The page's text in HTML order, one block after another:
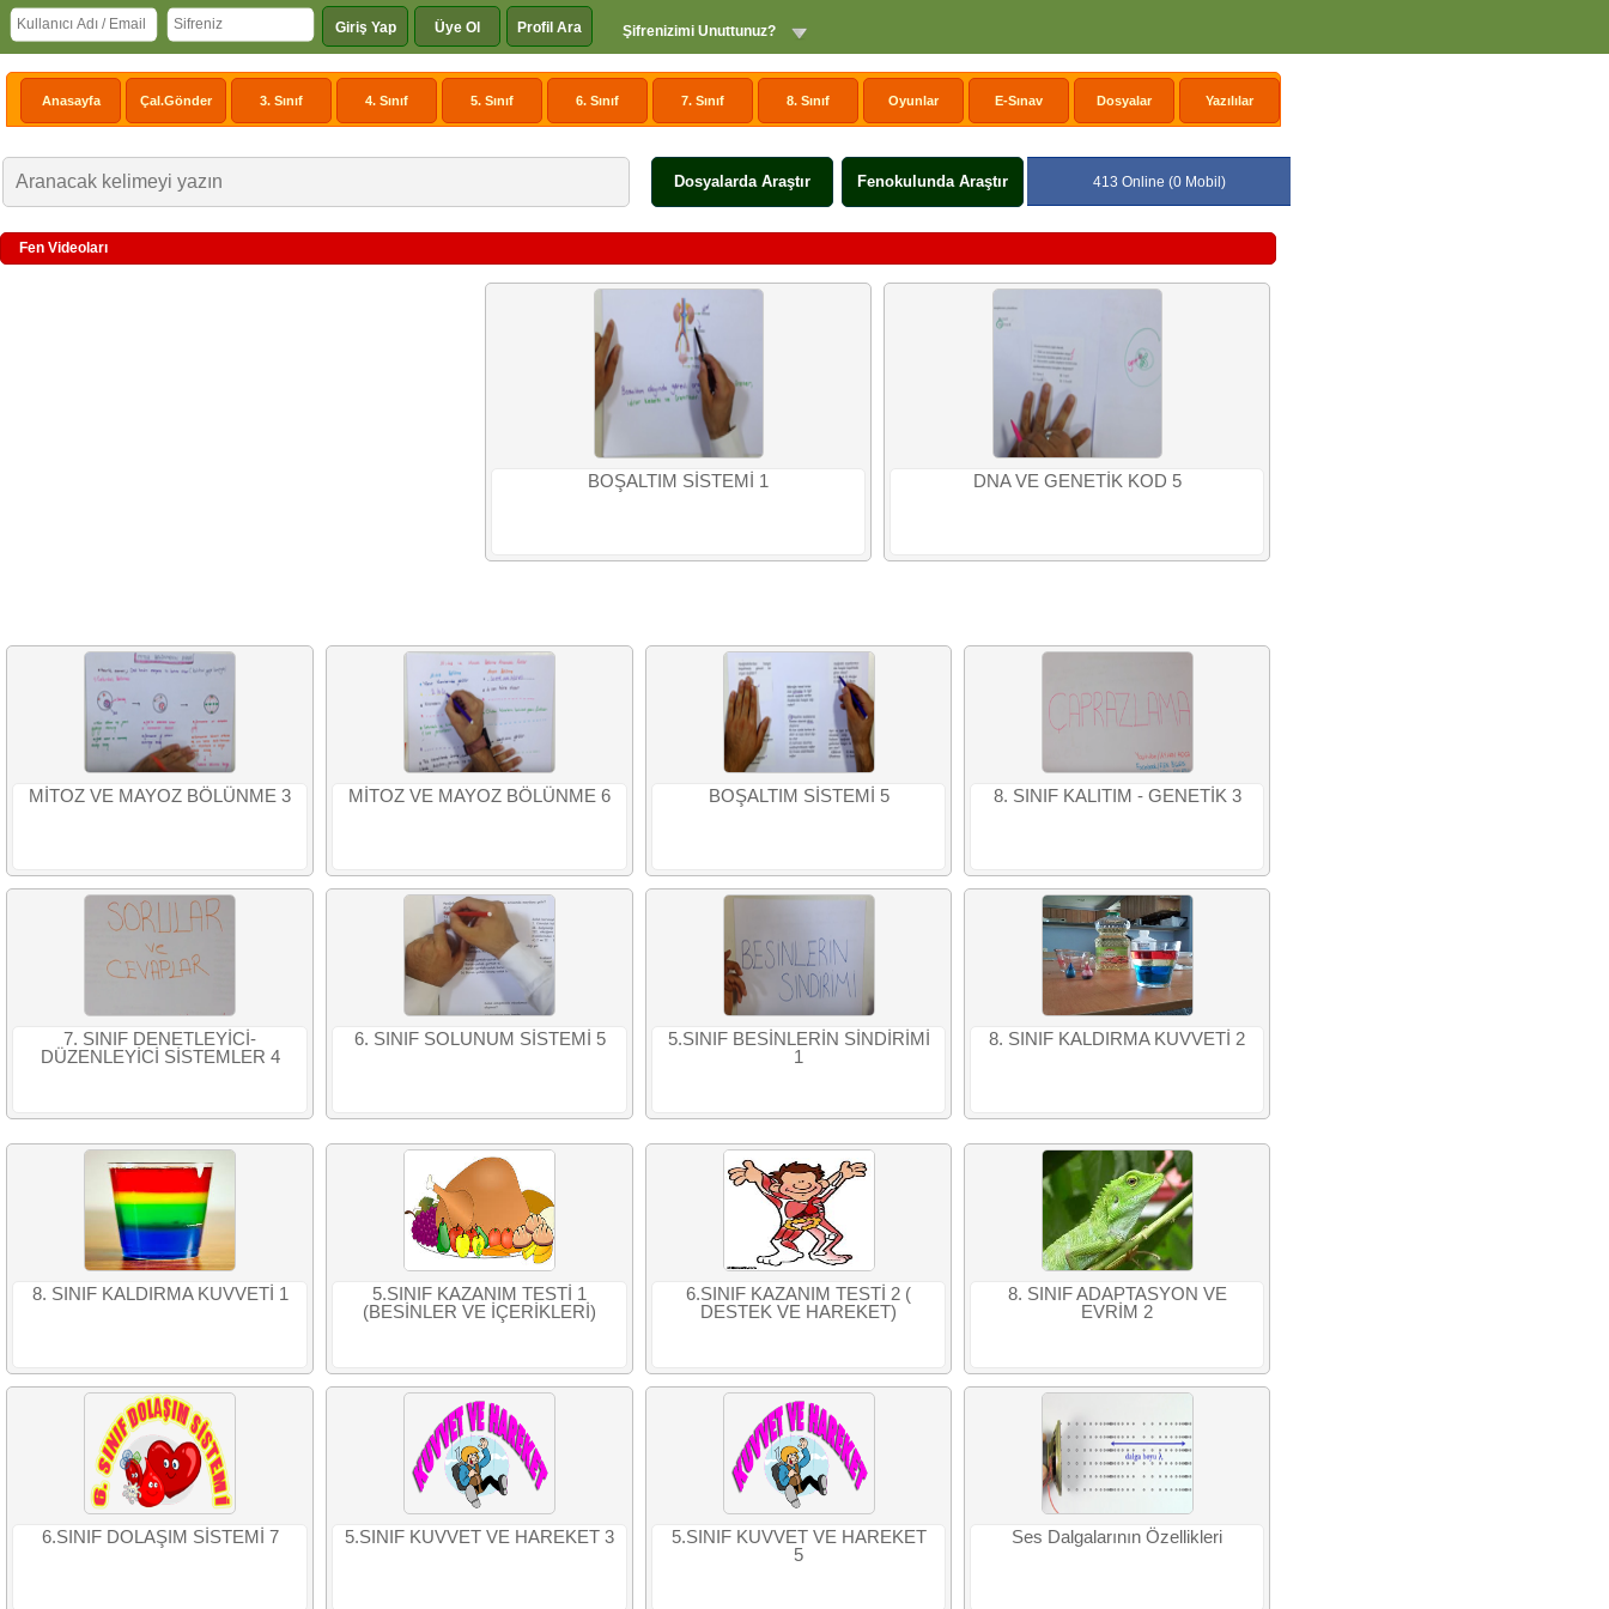
Giriş Yap Üye Ol Profil Ara Şifrenizimi Unuttunuz?
Anasayfa Çal.Gönder 3. Sınıf 4. Sınıf 5. Sınıf 6. Sınıf 7. Sınıf 8. Sınıf Oyunlar E-Sınav Dosyalar Yazılılar
Dosyalarda Araştır Fenokulunda Araştır 413 Online (0 Mobil)
Fen Videoları
BOŞALTIM SİSTEMİ 1 DNA VE GENETİK KOD 5
MİTOZ VE MAYOZ BÖLÜNME 3 MİTOZ VE MAYOZ BÖLÜNME 6 BOŞALTIM SİSTEMİ 5 8. SINIF KALITIM - GENETİK 3
7. SINIF DENETLEYİCİ-
DÜZENLEYİCİ SİSTEMLER 4
6. SINIF SOLUNUM SİSTEMİ 5
5.SINIF BESİNLERİN SİNDİRİMİ
1
8. SINIF KALDIRMA KUVVETİ 2
8. SINIF KALDIRMA KUVVETİ 1
5.SINIF KAZANIM TESTİ 1
(BESİNLER VE İÇERİKLERİ)
6.SINIF KAZANIM TESTİ 2 (
DESTEK VE HAREKET)
8. SINIF ADAPTASYON VE
EVRİM 2
6.SINIF DOLAŞIM SİSTEMİ 7 5.SINIF KUVVET VE HAREKET 3
5.SINIF KUVVET VE HAREKET
5
Ses Dalgalarının Özellikleri